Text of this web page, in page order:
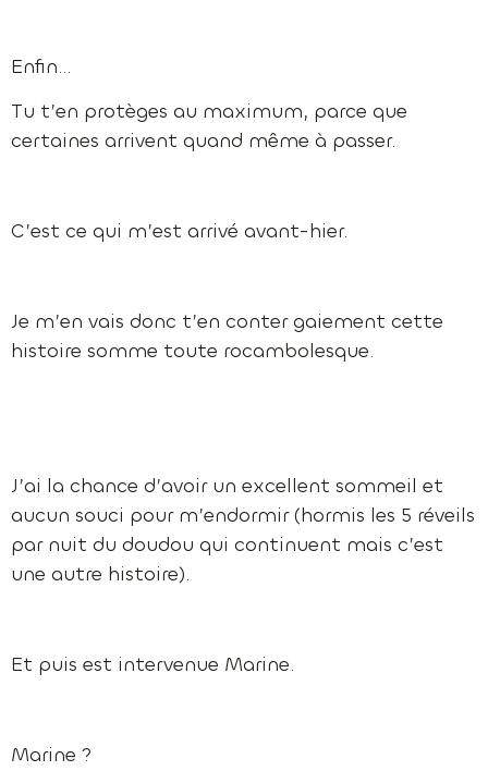
Enfin…
Tu t’en protèges au maximum, parce que
certaines arrivent quand même à passer.
C’est ce qui m’est arrivé avant-hier.
Je m’en vais donc t’en conter gaiement cette
histoire somme toute rocambolesque.
J’ai la chance d’avoir un excellent sommeil et
aucun souci pour m’endormir (hormis les 5 réveils
par nuit du doudou qui continuent mais c’est
une autre histoire).
Et puis est intervenue Marine.
Marine ?